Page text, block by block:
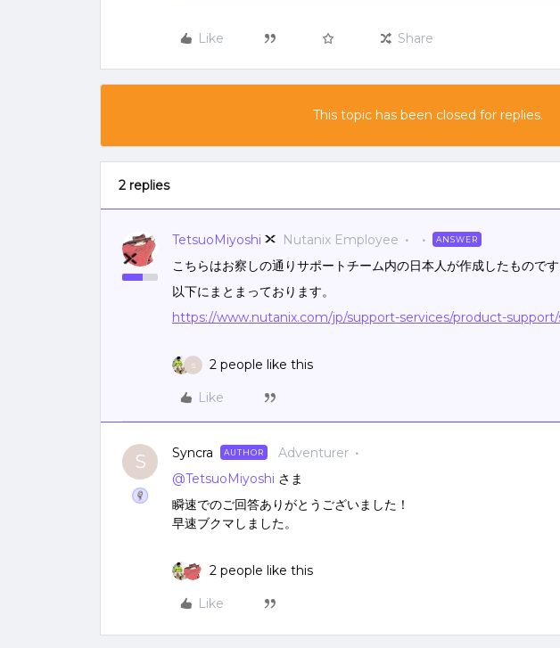
Like Share
This topic has been closed for replies.
2 replies
TetsuoMiyoshi Nutanix Employee ANSWER
こちらはお察しの通りサポートチーム内の日本人が作成したものです
以下にまとまっております。
https://www.nutanix.com/jp/support-services/product-
S 2 people like this
Like
S Syncra AUTHOR Adventurer
@TetsuoMiyoshi さま
瞬速でのご回答ありがとうございました！
早速ブクマしました。
2 people like this
Like